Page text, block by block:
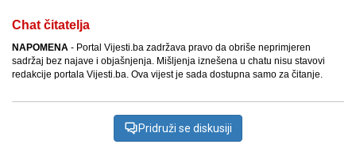
Chat čitatelja
NAPOMENA - Portal Vijesti.ba zadržava pravo da obriše neprimjeren
sadržaj bez najave i objašnjenja. Mišljenja iznešena u chatu nisu stavovi
redakcije portala Vijesti.ba. Ova vijest je sada dostupna samo za čitanje.
Pridruži se diskusiji